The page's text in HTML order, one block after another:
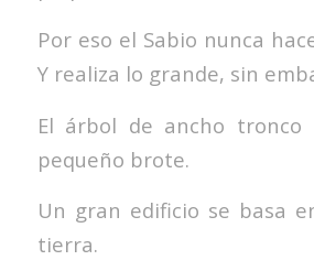
Por eso el Sabio nunca
Y realiza lo grande, sin
El árbol de ancho
pequeño brote.
Un gran edificio se basa
tierra.